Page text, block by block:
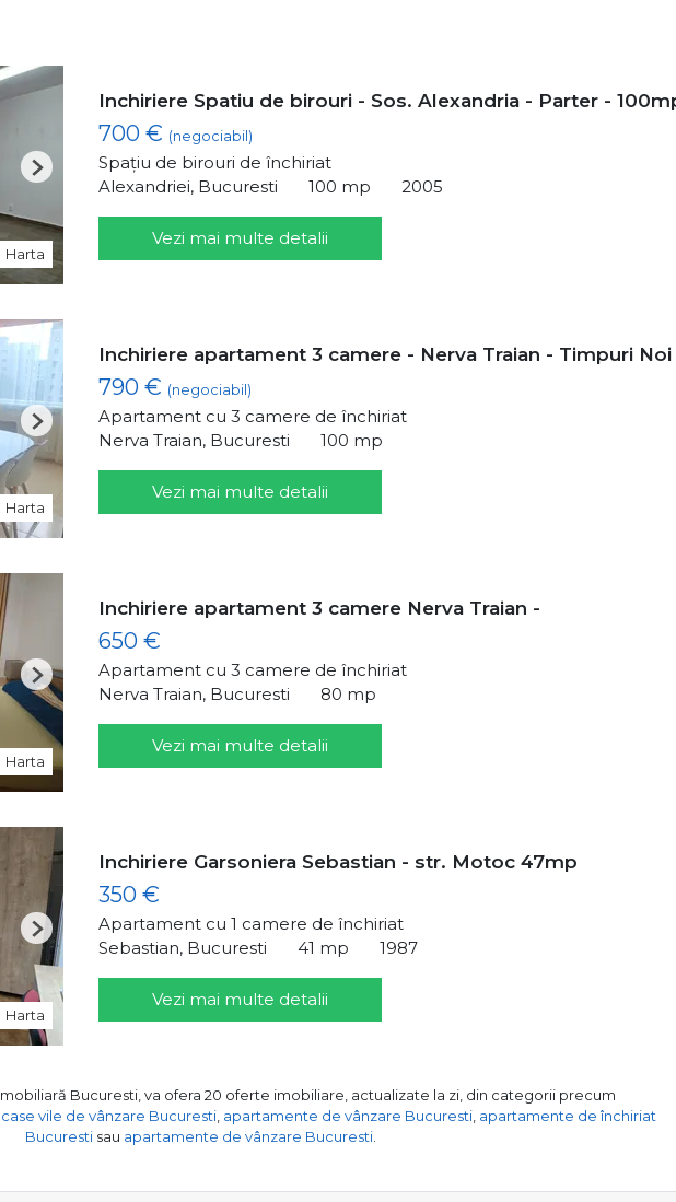
Harta
Next
Inchiriere Spatiu de birouri - Sos. Alexandria - Parter -
700 € (negociabil)
Spațiu de birouri de închiriat
Alexandriei, Bucuresti
100 mp 2005
Vezi mai multe detalii
Harta
Next
Inchiriere apartament 3 camere - Nerva Traian - Timpuri Noi
790 € (negociabil)
Apartament cu 3 camere de închiriat
Nerva Traian, Bucuresti
100 mp
Vezi mai multe detalii
Harta
Next
Inchiriere apartament 3 camere Nerva Traian -
650 €
Apartament cu 3 camere de închiriat
Nerva Traian, Bucuresti
80 mp
Vezi mai multe detalii
Harta
Next
Inchiriere Garsoniera Sebastian - str. Motoc 47mp
350 €
Apartament cu 1 camere de închiriat
Sebastian, Bucuresti
41 mp 1987
Vezi mai multe detalii
Bucuresti, va ofera 20 oferte imobiliare, actualizate la zi, din categorii precum
case vile de vânzare Bucuresti apartamente de vânzare Bucuresti apartamente de închiriat
Bucuresti sau apartamente de vânzare Bucuresti